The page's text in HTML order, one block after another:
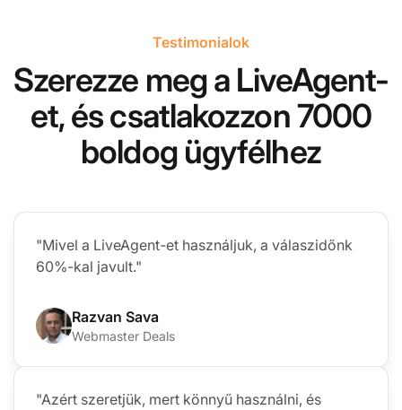
Testimonialok
Szerezze meg a LiveAgent-
et, és csatlakozzon 7000
boldog ügyfélhez
"Mivel a LiveAgent-et használjuk, a válaszidőnk
60%-kal javult."
Razvan Sava
Webmaster Deals
"Azért szeretjük, mert könnyű használni, és